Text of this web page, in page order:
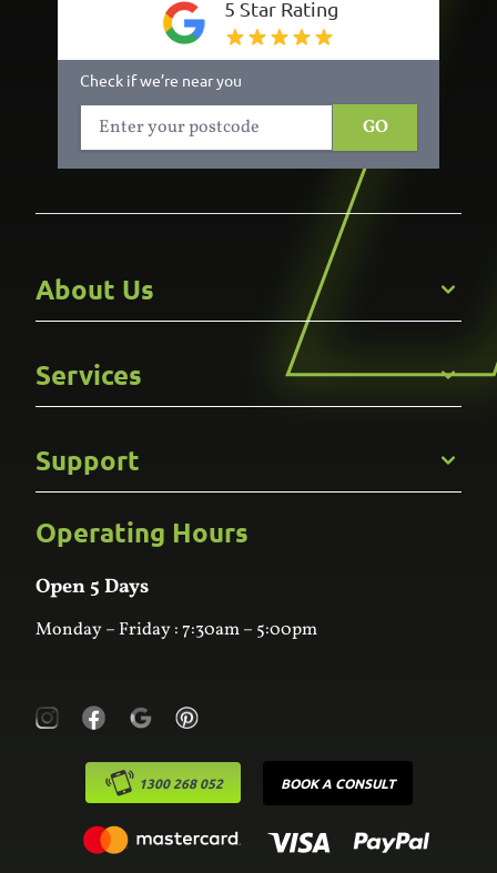
5 Star Rating
Check if we’re near you
GO
About Us
Careers
Gallery
Services
Kitchens
Bathroom
Custom Joinery
Wardrobes
Laundry
Support
Frequently Asked Questions
Contact Us
Online Estimator
Operating Hours
Open 5 Days
Monday – Friday : 7:30am – 5:00pm
1300 268 052 BOOK A CONSULT